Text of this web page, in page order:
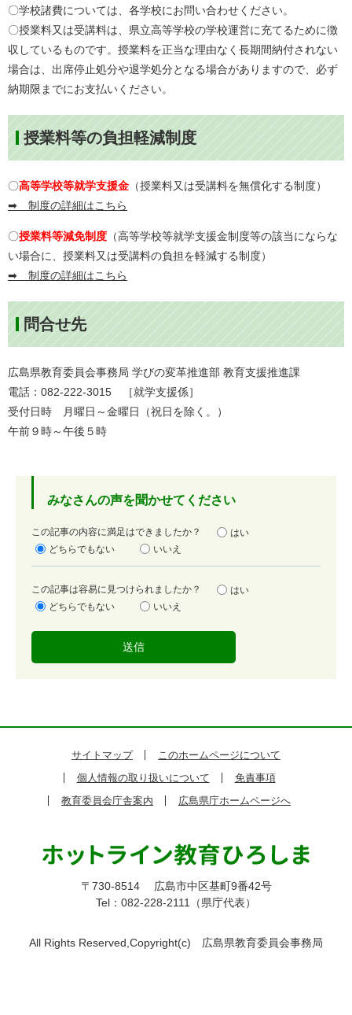
〇学校諸費については、各学校にお問い合わせください。
〇授業料又は受講料は、県立高等学校の学校運営に充てるために徴
収しているものです。授業料を正当な理由なく長期間納付されない
場合は、出席停止処分や退学処分となる場合がありますので、必ず
納期限までにお支払いください。
授業料等の負担軽減制度
〇高等学校等就学支援金 （授業料又は受講料を無償化する制度​）
➡ 制度の詳細はこちら
​〇授業料等減免制度 （高等学校等就学支援金制度等の該当にならな
い場合に、 授業料又は受講料の負担を軽減する制度）
➡ 制度の詳細はこちら
問合せ先
広島県教育委員会事務局 学びの変革推進部 教育支援推進課
電話：082‐222‐3015 ［就学支援係］
受付日時 月曜日～金曜日（祝日を除く。）
午前９時～午後５時
みなさんの声を聞かせてください
満
足
この記事の内容に満足はできましたか？
はい
どちらでもない
いいえ
容
易
この記事は容易に見つけられましたか？
はい
どちらでもない
いいえ
サイトマップ
このホームページについて
個人情報の取り扱いについて
免責事項
教育委員会庁舎案内
広島県庁ホームページへ
〒730-8514
広島市中区基町9番42号
Tel：082-228-2111（県庁代表）
All Rights Reserved,Copyright(c) 広島県教育委員会事務局